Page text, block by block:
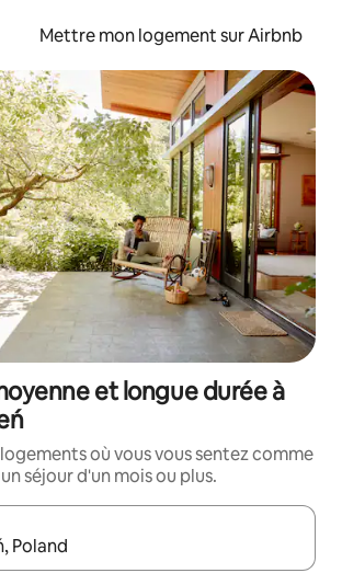
Mettre mon logement sur Airbnb
et longue durée à
où vous vous sentez comme
séjour d'un mois ou plus.
s'affichent, utilisez les flèches vers le